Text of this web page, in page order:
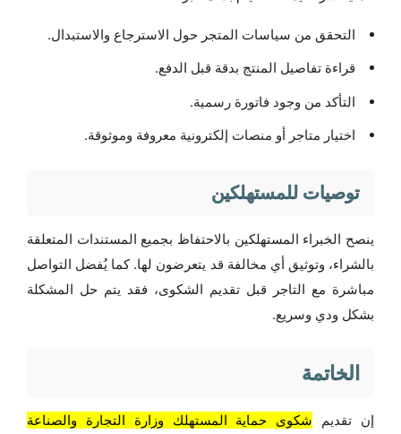
التحقق من سياسات المتجر حول الاسترجاع والاستبدال.
قراءة تفاصيل المنتج بدقة قبل الدفع.
التأكد من وجود فاتورة رسمية.
اختيار متاجر أو منصات إلكترونية معروفة وموثوقة.
توصيات للمستهلكين
ينصح الخبراء المستهلكين بالاحتفاظ بجميع المستندات المتعلقة
بالشراء، وتوثيق أي مخالفة قد يتعرضون لها. كما يُفضل التواصل
مباشرة مع التاجر قبل تقديم الشكوى، فقد يتم حل المشكلة
بشكل ودي وسريع.
الخاتمة
إن تقديم شكوى حماية المستهلك وزارة التجارة والصناعة